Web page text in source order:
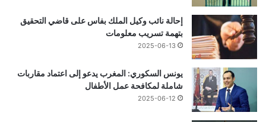
إحالة نائب وكيل الملك بفاس على قاضي التحقيق
بتهمة تسريب معلومات
2025-06-13
يونس السكوري: المغرب يدعو إلى اعتماد مقاربات
شاملة لمكافحة عمل الأطفال
2025-06-12